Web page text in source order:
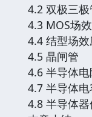
4.2 双极三极
4.3 MOS场
4.4 结型场效
4.5 晶闸管
4.6 半导体电
4.7 半导体电
4.8 半导体